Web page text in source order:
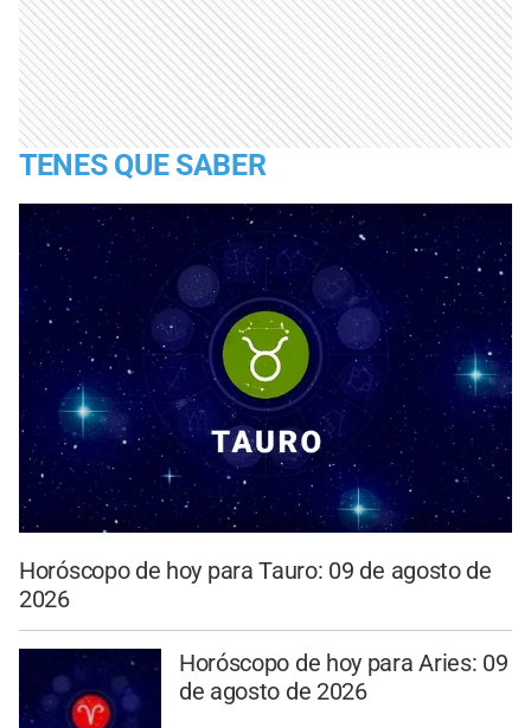
TENES QUE SABER
Horóscopo de hoy para Tauro: 09 de agosto de
2026
Horóscopo de hoy para Aries: 09
de agosto de 2026